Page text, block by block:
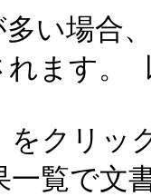
い場合
れます。
クリッ
覧で文